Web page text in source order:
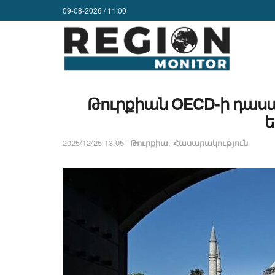
09-08-2026 / 11:00
Թուրքիան OECD-ի
2025/12/25 13:05 Թուրքիա, Հասարակություն